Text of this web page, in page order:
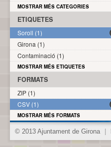
MOSTRAR MÉS CATEGORIES
ETIQUETES
Soroll (1)
Girona (1)
Contaminació (1)
MOSTRAR MÉS ETIQUETES
FORMATS
ZIP (1)
CSV (1)
MOSTRAR MÉS FORMATS
© 2013 Ajuntament de Girona